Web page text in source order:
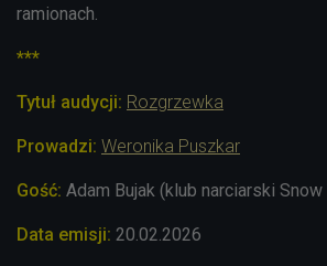
ramionach.
***
Tytuł audycji: Rozgrzewka
Prowadzi: Weronika Puszkar
Gość: Adam Bujak (klub narciarski
Data emisji: 20.02.2026